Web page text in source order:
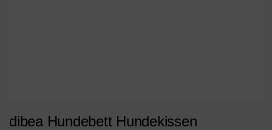
dibea Hundebett Hundekissen